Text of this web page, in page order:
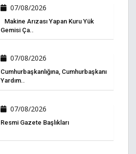
07/08/2026
Makine Arızası Yapan Kuru Yük
Gemisi Ça..
07/08/2026
Cumhurbaşkanlığına, Cumhurbaşkanı
Yardım..
07/08/2026
Resmi Gazete Başlıkları